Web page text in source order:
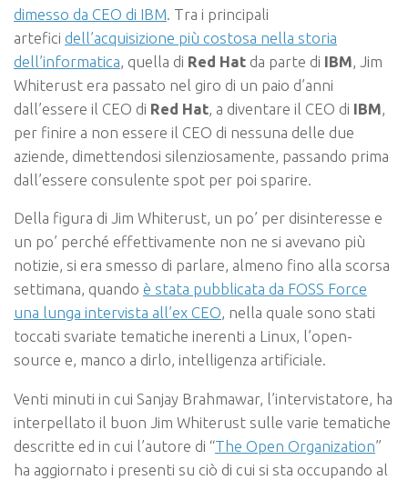
dimesso da CEO di IBM . Tra i principali
artefici dell’acquisizione più costosa nella storia
dell’informatica , quella di Red Hat da parte di IBM , Jim
Whiterust era passato nel giro di un paio d’anni
dall’essere il CEO di Red Hat , a diventare il CEO di IBM
per finire a non essere il CEO di nessuna delle due
aziende, dimettendosi silenziosamente, passando prima
dall’essere consulente spot per poi sparire.
Della figura di Jim Whiterust, un po’ per disinteresse e
un po’ perché effettivamente non ne si avevano più
notizie, si era smesso di parlare, almeno fino alla scorsa
settimana, quando è stata pubblicata da FOSS Force
una lunga intervista all’ex CEO, nella quale sono stati
toccati svariate tematiche inerenti a Linux, l’open-
source e, manco a dirlo, intelligenza artificiale.
Venti minuti in cui Sanjay Brahmawar, l’intervistatore, ha
interpellato il buon Jim Whiterust sulle varie tematiche
descritte ed in cui l’autore di “The Open Organization”
ha aggiornato i presenti su ciò di cui si sta occupando al